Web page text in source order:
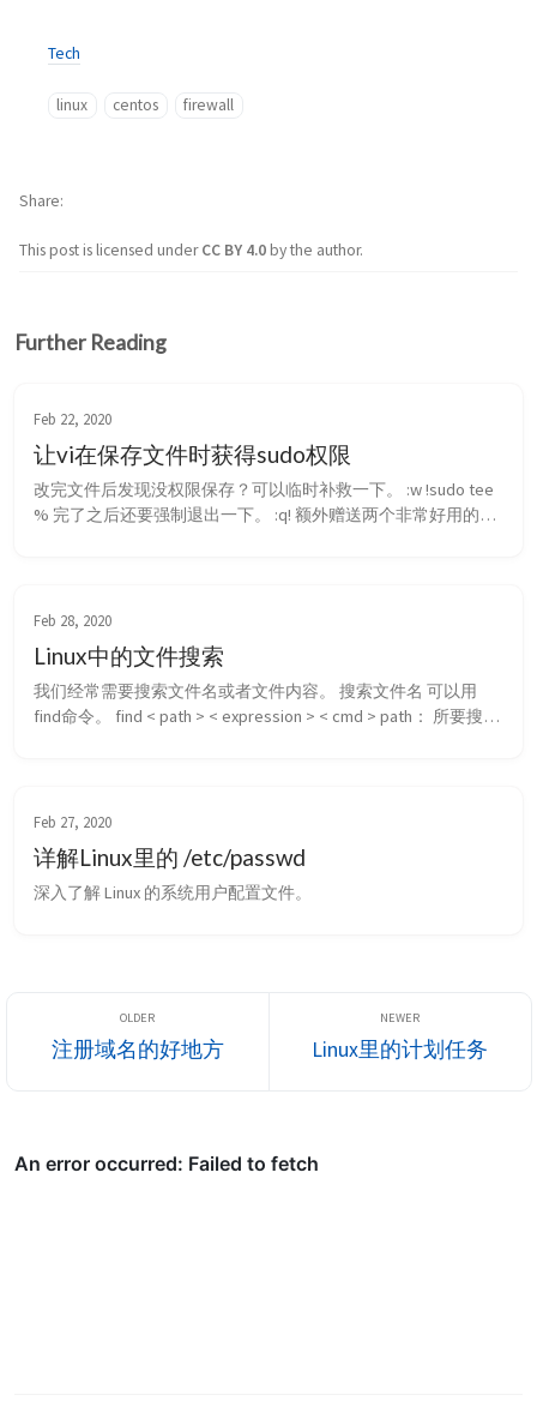
Tech
linux centos firewall
This post is licensed underCC BY 4.0by the author.
Share
Further Reading
Feb 22, 2020
让vi在保存文件时获得sudo权限
改完文件后发现没权限保存？可以临时补救一下。 :w !sudo tee
% 完了之后还要强制退出一下。 :q! 额外赠送两个非常好用的快
Feb 28, 2020
Linux中的文件搜索
我们经常需要搜索文件名或者文件内容。 搜索文件名 可以用
find命令。 find < path > < expression > < cmd > path： 所要搜索
Feb 27, 2020
详解Linux里的 /etc/passwd
深入了解 Linux 的系统用户配置文件。
注册域名的好地方 Linux里的计划任务